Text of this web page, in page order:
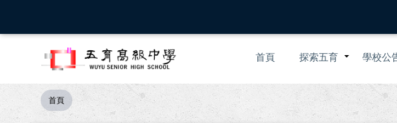
主
Main
navigation
首頁 +
探索五育 學校公
導
航
首頁